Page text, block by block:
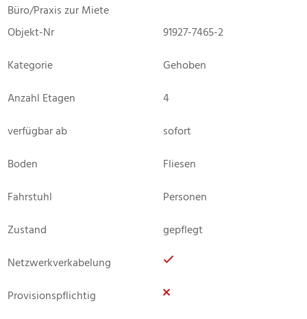
Büro/Praxis zur Miete
Objekt-Nr
91927-7465-2
Kategorie
Gehoben
Anzahl Etagen
4
verfügbar ab
sofort
Boden
Fliesen
Fahrstuhl
Personen
Zustand
gepflegt
Netzwerkverkabelung
Provisionspflichtig